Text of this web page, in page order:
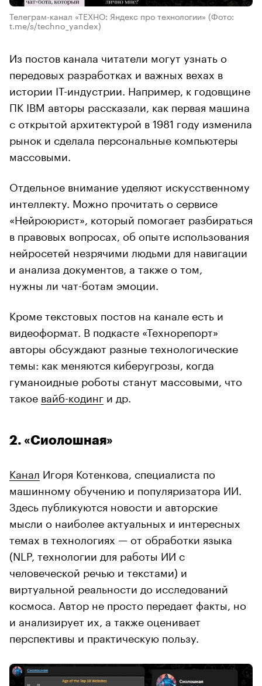
Телеграм-канал «ТЕХНО: Яндекс про технологии» (Фото:
t.me/s/techno_yandex)
Из постов канала читатели могут узнать о
передовых разработках и важных вехах в
истории IT-индустрии. Например, к годовщине
ПК IBM авторы рассказали, как первая машина
с открытой архитектурой в 1981 году изменила
рынок и сделала персональные компьютеры
массовыми.
Отдельное внимание уделяют искусственному
интеллекту. Можно прочитать о сервисе
«Нейроюрист», который помогает разбираться
в правовых вопросах, об опыте использования
нейросетей незрячими людьми для навигации
и анализа документов, а также о том,
нужны ли чат-ботам эмоции.
Кроме текстовых постов на канале есть и
видеоформат. В подкасте «Технорепорт»
авторы обсуждают разные технологические
темы: как меняются киберугрозы, когда
гуманоидные роботы станут массовыми, что
такое вайб-кодинг и др.
2. «Сиолошная»
Канал Игоря Котенкова, специалиста по
машинному обучению и популяризатора ИИ.
Здесь публикуются новости и авторские
мысли о наиболее актуальных и интересных
темах в технологиях — от обработки языка
(NLP, технологии для работы ИИ с
человеческой речью и текстами) и
виртуальной реальности до исследований
космоса. Автор не просто передает факты, но
и анализирует их, а также оценивает
перспективы и практическую пользу.